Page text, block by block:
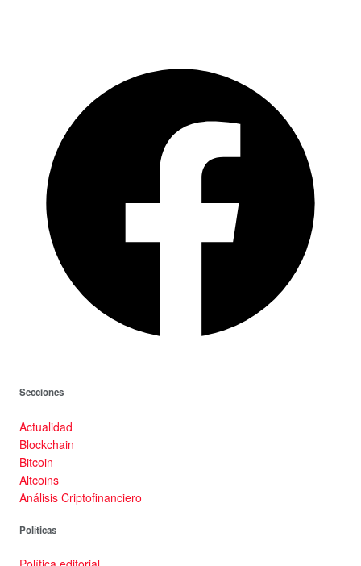
Secciones
Actualidad
Blockchain
Bitcoin
Altcoins
Análisis Criptofinanciero
Políticas